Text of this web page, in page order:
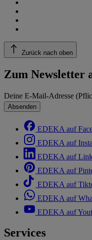
Zurück nach oben
Zum Newsletter
Deine E-Mail-Adresse
Absenden
EDEKA auf
EDEKA auf
EDEKA auf
EDEKA auf
EDEKA auf
EDEKA auf
EDEKA auf
Services